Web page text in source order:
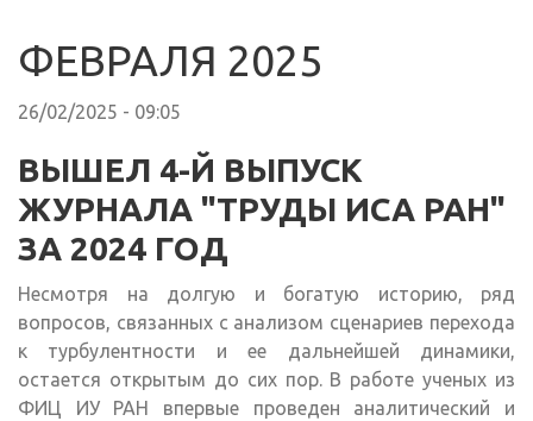
ФЕВРАЛЯ 2025
26/02/2025 - 09:05
ВЫШЕЛ 4-Й ВЫПУСК
ЖУРНАЛА "ТРУДЫ ИСА РАН"
ЗА 2024 ГОД
Несмотря на долгую и богатую историю, ряд
вопросов, связанных с анализом сценариев перехода
к турбулентности и ее дальнейшей динамики,
остается открытым до сих пор. В работе ученых из
ФИЦ ИУ РАН впервые проведен аналитический и